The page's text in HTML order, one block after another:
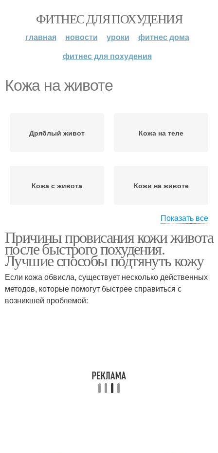
ФИТНЕС ДЛЯ ПОХУДЕНИЯ
главная новости уроки
фитнес дома
фитнес для похудения
Кожа на животе
Дряблый живот Кожа на теле
Кожа с живота Кожи на животе
Кожа на руках Кожи при похудении
Кожа на лице Дряблая кожа
Показать все
Причины провисания кожи живота
после быстрого похудения.
Лучшие способы подтянуть кожу
Если кожа обвисла, существует несколько действенных
методов, которые помогут быстрее справиться с
возникшей проблемой: